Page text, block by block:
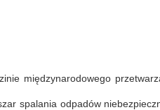
międzynarodowego
spalania odpadów